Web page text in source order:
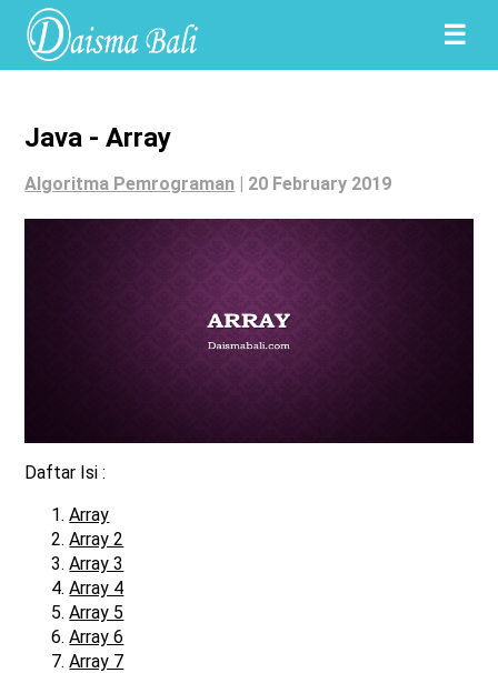
☰
Java - Array
Algoritma Pemrograman 20 February 2019
Daftar Isi :
Array
Array 2
Array 3
Array 4
Array 5
Array 6
Array 7